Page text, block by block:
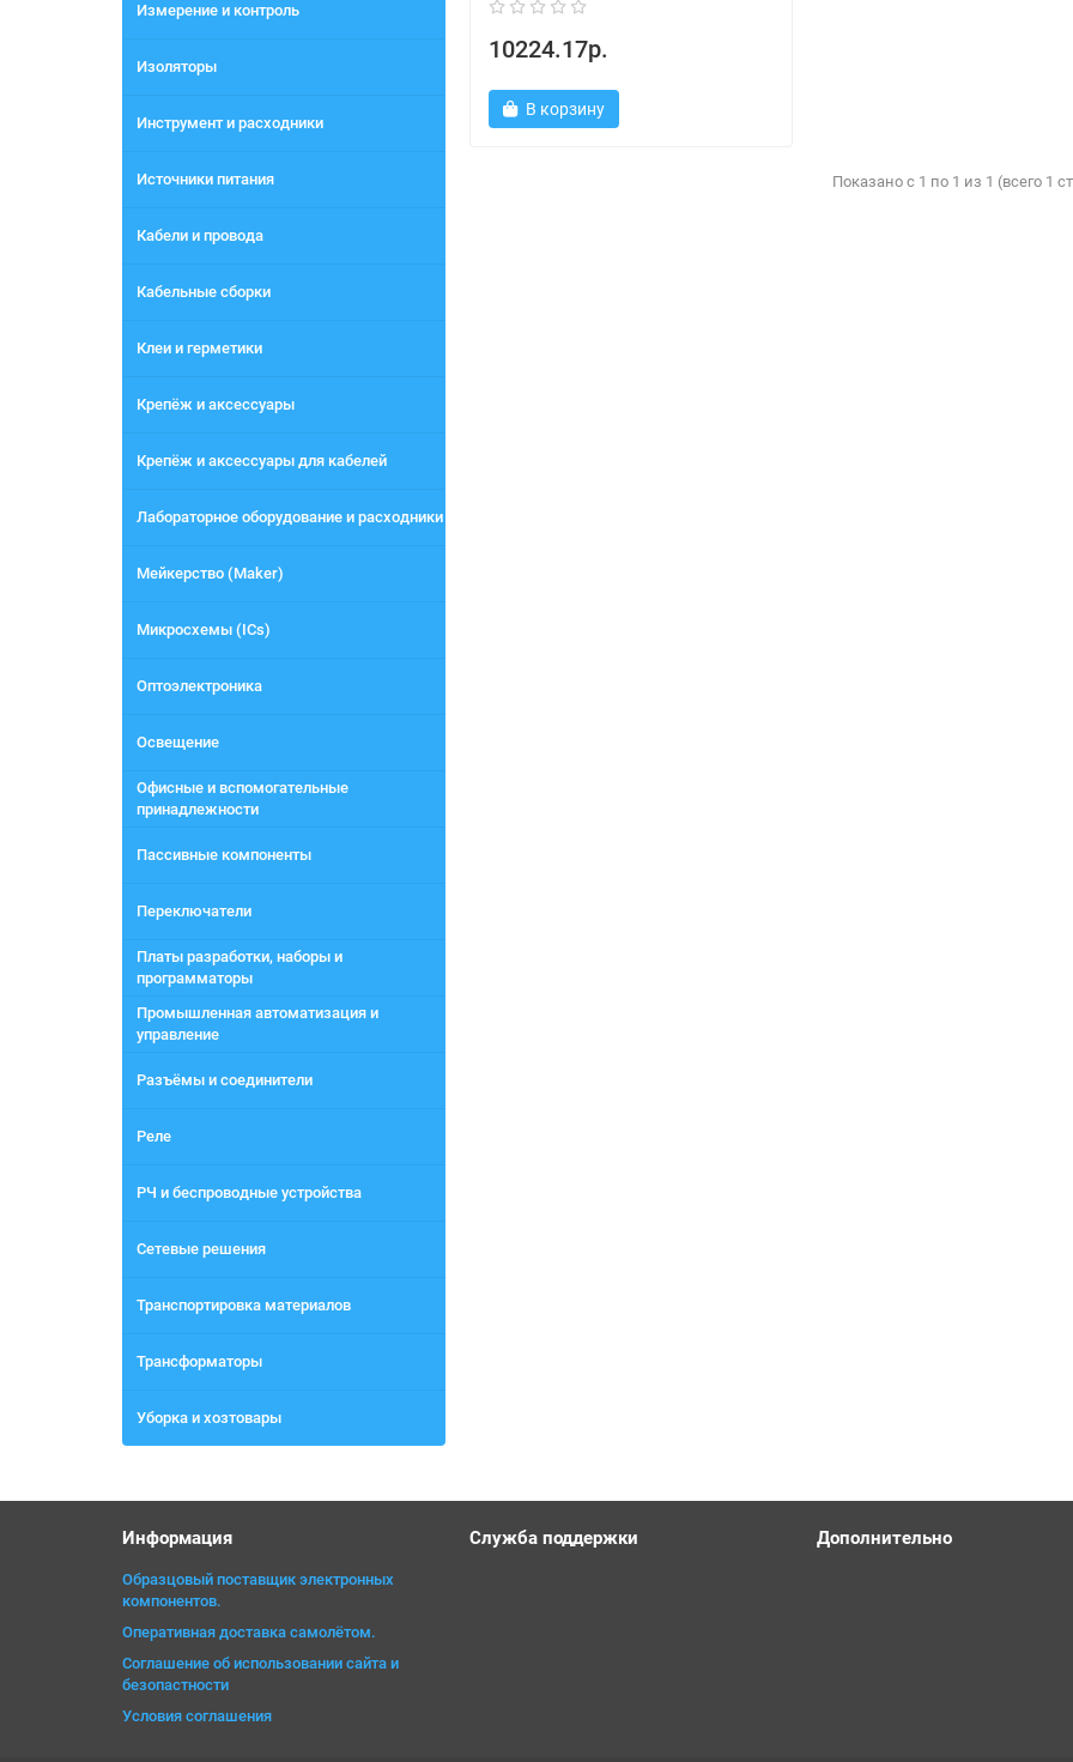
Измерение и контроль
Изоляторы
Инструмент и расходники
Источники питания
Кабели и провода
Кабельные сборки
Клеи и герметики
Крепёж и аксессуары
Крепёж и аксессуары для кабелей
Лабораторное оборудование и расходники
Мейкерство (Maker)
Микросхемы (ICs)
Оптоэлектроника
Освещение
Офисные и вспомогательные
принадлежности
Пассивные компоненты
Переключатели
Платы разработки, наборы и
программаторы
Промышленная автоматизация и
управление
Разъёмы и соединители
Реле
РЧ и беспроводные устройства
Сетевые решения
Транспортировка материалов
Трансформаторы
Уборка и хозтовары
10224.17р.
В корзину
Показано с 1 по 1 из 1 (всего 1
Информация
Образцовый поставщик электронных
компонентов.
Оперативная доставка самолётом.
Соглашение об использовании сайта и
безопастности
Условия соглашения
Служба поддержки Дополнительно